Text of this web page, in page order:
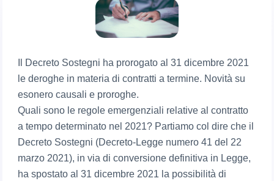
Il Decreto Sostegni ha prorogato al 31 dicembre 2021
le deroghe in materia di contratti a termine. Novità su
esonero causali e proroghe.
Quali sono le regole emergenziali relative al contratto
a tempo determinato nel 2021? Partiamo col dire che il
Decreto Sostegni (Decreto-Legge numero 41 del 22
marzo 2021), in via di conversione definitiva in Legge,
ha spostato al 31 dicembre 2021 la possibilità di